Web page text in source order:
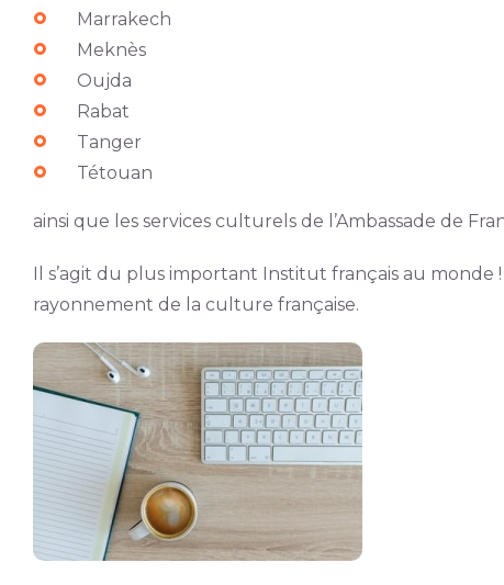
Marrakech
Meknès
Oujda
Rabat
Tanger
Tétouan
ainsi que les services culturels de l’Ambassade de
Il s’agit du plus important Institut français au monde
rayonnement de la culture française.